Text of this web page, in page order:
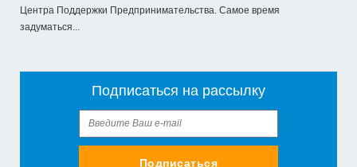
Центра Поддержки Предпринимательства. Самое время
задуматься...
Подписаться на рассылку
Подписаться